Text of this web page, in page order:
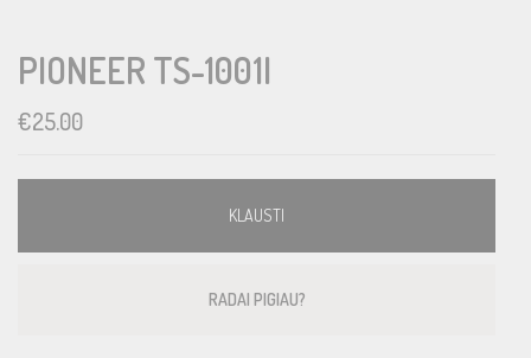
PIONEER TS-1001I
€25.00
KLAUSTI
RADAI PIGIAU?